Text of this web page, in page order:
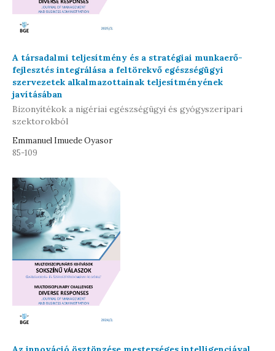
A társadalmi teljesítmény és a stratégiai munkaerő-
fejlesztés integrálása a feltörekvő egészségügyi
szervezetek alkalmazottainak teljesítményének
javításában
Bizonyítékok a nigériai egészségügyi és gyógyszeripari
szektorokból
Emmanuel Imuede Oyasor
85-109